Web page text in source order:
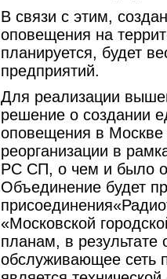
В связи с этим,
оповещения на
планируется, будет
предприятий.
Для реализации
решение о создании
оповещения в Москве
реорганизации в
РС СП, о чем и было
Объединение будет
«Московской
планам, в результате
обслуживающее сеть